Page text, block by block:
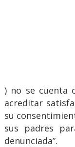
) no se cuenta
acreditar
su
sus padres
denunciada”.